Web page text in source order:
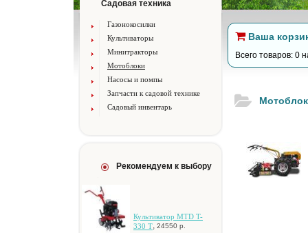
Садовая техника
Газонокосилки
Культиваторы
Минитракторы
Мотоблоки
Насосы и помпы
Запчасти к садовой технике
Садовый инвентарь
Рекомендуем к выбору
Культиватор MTD T-
330 T, 24550 р.
Ваша
Всего товаров: 0